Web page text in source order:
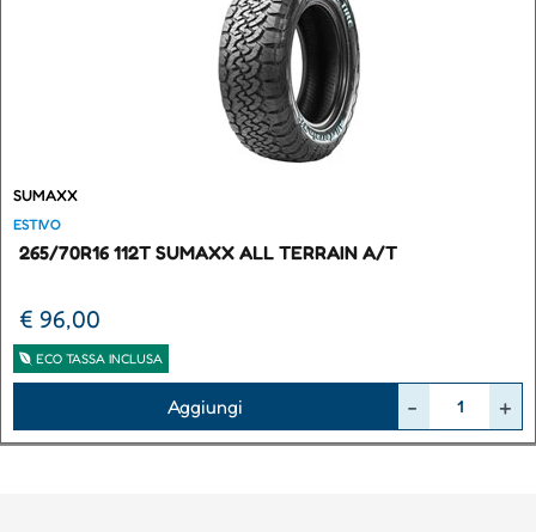
SUMAXX
ESTIVO
265/70R16 112T SUMAXX ALL TERRAIN A/T
€ 96,00
ECO TASSA INCLUSA
Aggiungi